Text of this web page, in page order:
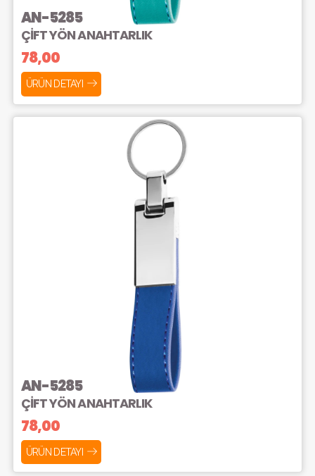
AN-5285
ÇİFT YÖN ANAHTARLIK
78,00
ÜRÜN DETAYI
AN-5285
ÇİFT YÖN ANAHTARLIK
78,00
ÜRÜN DETAYI